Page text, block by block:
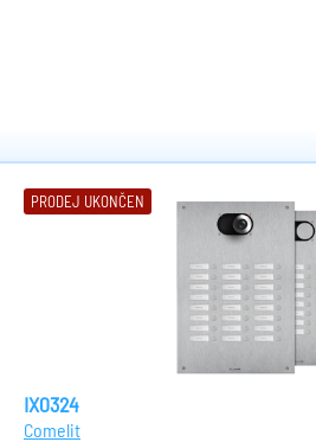
PRODEJ UKONČEN
IX0324
Comelit